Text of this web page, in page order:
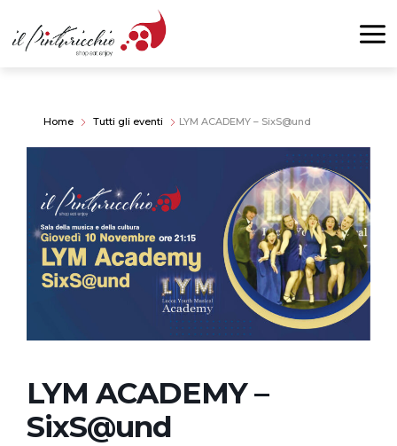
Home Tutti gli eventi LYM ACADEMY – SixS@und
LYM ACADEMY –
SixS@und